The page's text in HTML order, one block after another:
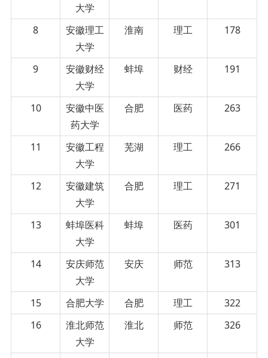
大学
8
安徽理工
大学
淮南 理工 178
9
安徽财经
大学
蚌埠 财经 191
10
安徽中医
药大学
合肥 医药 263
11
安徽工程
大学
芜湖 理工 266
12
安徽建筑
大学
合肥 理工 271
13
蚌埠医科
大学
蚌埠 医药 301
14
安庆师范
大学
安庆 师范 313
15 合肥大学 合肥 理工
322
16
淮北师范
大学
淮北 师范 326